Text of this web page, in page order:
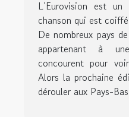
L’Eurovision est
chanson qui est
De nombreux pays
appartenant à
concourent pour
Alors la prochaine
dérouler aux Pays-